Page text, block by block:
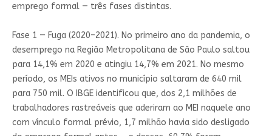
emprego formal — três fases distintas.
Fase 1 — Fuga (2020–2021). No primeiro ano da pandemia, o
desemprego na Região Metropolitana de São Paulo saltou
para 14,1% em 2020 e atingiu 14,7% em 2021. No mesmo
período, os MEIs ativos no município saltaram de 640 mil
para 750 mil. O IBGE identificou que, dos 2,1 milhões de
trabalhadores rastreáveis que aderiram ao MEI naquele ano
com vínculo formal prévio, 1,7 milhão havia sido desligado